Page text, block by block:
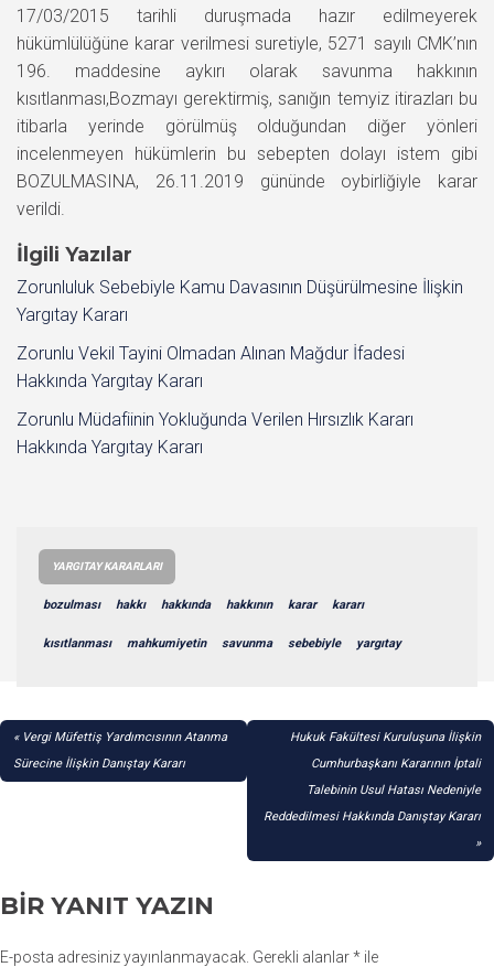
17/03/2015 tarihli duruşmada hazır edilmeyerek
hükümlülüğüne karar verilmesi suretiyle, 5271 sayılı CMK’nın
196. maddesine aykırı olarak savunma hakkının
kısıtlanması,Bozmayı gerektirmiş, sanığın temyiz itirazları bu
itibarla yerinde görülmüş olduğundan diğer yönleri
incelenmeyen hükümlerin bu sebepten dolayı istem gibi
BOZULMASINA, 26.11.2019 gününde oybirliğiyle karar
verildi.
İlgili Yazılar
Zorunluluk Sebebiyle Kamu Davasının Düşürülmesine İlişkin
Yargıtay Kararı
Zorunlu Vekil Tayini Olmadan Alınan Mağdur İfadesi
Hakkında Yargıtay Kararı
Zorunlu Müdafiinin Yokluğunda Verilen Hırsızlık Kararı
Hakkında Yargıtay Kararı
YARGITAY KARARLARI
bozulması hakkı hakkında hakkının karar kararı
kısıtlanması mahkumiyetin savunma sebebiyle yargıtay
YAZI
GEZINMESI
Vergi Müfettiş Yardımcısının Atanma
Sürecine İlişkin Danıştay Kararı
Hukuk Fakültesi Kuruluşuna İlişkin
Cumhurbaşkanı Kararının İptali
Talebinin Usul Hatası Nedeniyle
Reddedilmesi Hakkında Danıştay Kararı
BIR YANIT YAZIN
E-posta adresiniz yayınlanmayacak. Gerekli alanlar* ile